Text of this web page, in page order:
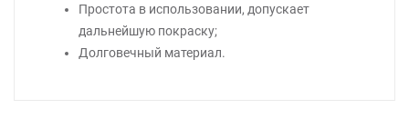
Простота в использовании, допускает
дальнейшую покраску;
Долговечный материал.